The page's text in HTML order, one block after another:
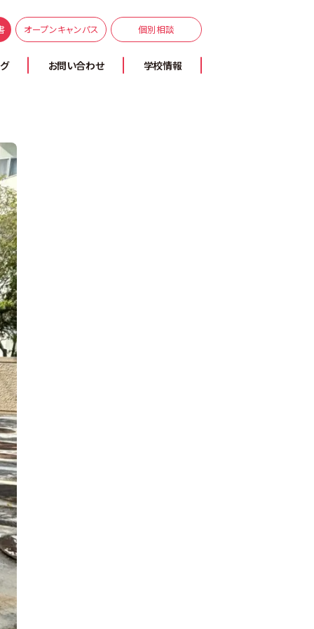
オープンキャンパス 個別相談
お問い合わせ 学校情報